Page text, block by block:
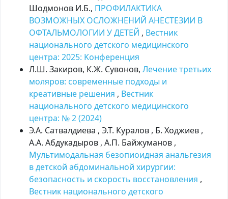
Шодмонов И.Б., ПРОФИЛАКТИКА
ВОЗМОЖНЫХ ОСЛОЖНЕНИЙ АНЕСТЕЗИИ В
ОФТАЛЬМОЛОГИИ У ДЕТЕЙ , Вестник
национального детского медицинского
центра: 2025: Kонференция
Л.Ш. Закиров, К.Ж. Сувонов, Лечение третьих
моляров: современные подходы и
креативные решения , Вестник
национального детского медицинского
центра: № 2 (2024)
Э.А. Сатвалдиева , Э.Т. Куралов , Б. Ходжиев ,
А.А. Абдукадыров , А.П. Байжуманов ,
Мультимодальная безопиоидная анальгезия
в детской абдоминальной хирургии:
безопасность и скорость восстановления ,
Вестник национального детского